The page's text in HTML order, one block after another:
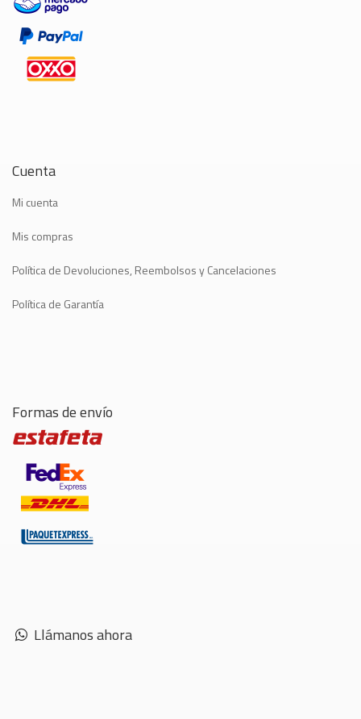
Cuenta
Mi cuenta
Mis compras
Política de Devoluciones, Reembolsos y Cancelaciones
Política de Garantía
Formas de envío
Llámanos ahora